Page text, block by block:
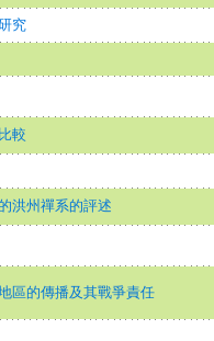
究
較
洪州禪系的評述
區的傳播及其戰爭責任